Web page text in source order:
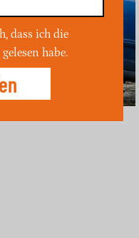
dass ich die
gelesen habe.